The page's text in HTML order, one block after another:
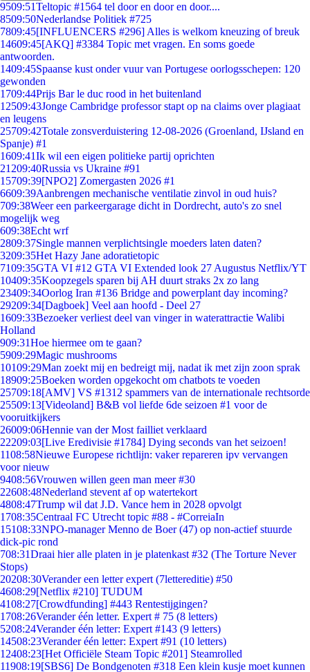
9509:51Teltopic #1564 tel door en door en door....
8509:50Nederlandse Politiek #725
7809:45[INFLUENCERS #296] Alles is welkom kneuzing of breuk
14609:45[AKQ] #3384 Topic met vragen. En soms goede
antwoorden.
1409:45Spaanse kust onder vuur van Portugese oorlogsschepen: 120
gewonden
1709:44Prijs Bar le duc rood in het buitenland
12509:43Jonge Cambridge professor stapt op na claims over plagiaat
en leugens
25709:42Totale zonsverduistering 12-08-2026 (Groenland, IJsland en
Spanje) #1
1609:41Ik wil een eigen politieke partij oprichten
21209:40Russia vs Ukraine #91
15709:39[NPO2] Zomergasten 2026 #1
6609:39Aanbrengen mechanische ventilatie zinvol in oud huis?
709:38Weer een parkeergarage dicht in Dordrecht, auto's zo snel
mogelijk weg
609:38Echt wrf
2809:37Single mannen verplichtsingle moeders laten daten?
3209:35Het Hazy Jane adoratietopic
7109:35GTA VI #12 GTA VI Extended look 27 Augustus Netflix/YT
10409:35Koopzegels sparen bij AH duurt straks 2x zo lang
23409:34Oorlog Iran #136 Bridge and powerplant day incoming?
29209:34[Dagboek] Veel aan hoofd - Deel 27
1609:33Bezoeker verliest deel van vinger in waterattractie Walibi
Holland
909:31Hoe hiermee om te gaan?
5909:29Magic mushrooms
10109:29Man zoekt mij en bedreigt mij, nadat ik met zijn zoon sprak
18909:25Boeken worden opgekocht om chatbots te voeden
25709:18[AMV] VS #1312 spammers van de internationale rechtsorde
25509:13[Videoland] B&B vol liefde 6de seizoen #1 voor de
vooruitkijkers
26009:06Hennie van der Most failliet verklaard
22209:03[Live Eredivisie #1784] Dying seconds van het seizoen!
1108:58Nieuwe Europese richtlijn: vaker repareren ipv vervangen
voor nieuw
9408:56Vrouwen willen geen man meer #30
22608:48Nederland stevent af op watertekort
4808:47Trump wil dat J.D. Vance hem in 2028 opvolgt
1708:35Centraal FC Utrecht topic #88 - #CorreiaIn
15108:33NPO-manager Menno de Boer (47) op non-actief stuurde
dick-pic rond
708:31Draai hier alle platen in je platenkast #32 (The Torture Never
Stops)
20208:30Verander een letter expert (7lettereditie) #50
4608:29[Netflix #210] TUDUM
4108:27[Crowdfunding] #443 Rentestijgingen?
1708:26Verander één letter. Expert # 75 (8 letters)
5208:24Verander één letter: Expert #143 (9 letters)
14508:23Verander één letter: Expert #91 (10 letters)
12408:23[Het Officiële Steam Topic #201] Steamrolled
11908:19[SBS6] De Bondgenoten #318 Een klein kusje moet kunnen